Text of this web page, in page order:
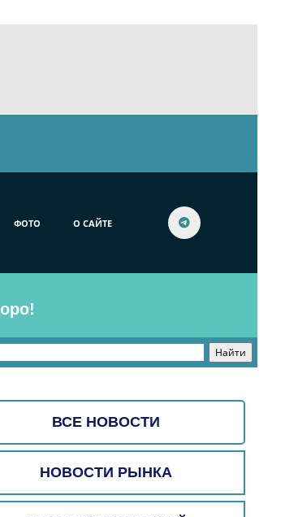
ФОТО О САЙТЕ
ВСЕ НОВОСТИ
НОВОСТИ РЫНКА